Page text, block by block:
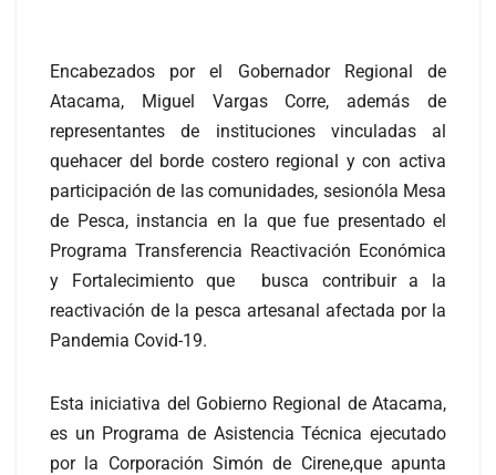
Encabezados por el Gobernador Regional de
Atacama, Miguel Vargas Corre, además de
representantes de instituciones vinculadas al
quehacer del borde costero regional y con activa
participación de las comunidades, sesionóla Mesa
de Pesca, instancia en la que fue presentado el
Programa Transferencia Reactivación Económica
y Fortalecimiento que busca contribuir a la
reactivación de la pesca artesanal afectada por la
Pandemia Covid-19.
Esta iniciativa del Gobierno Regional de Atacama,
es un Programa de Asistencia Técnica ejecutado
por la Corporación Simón de Cirene,que apunta